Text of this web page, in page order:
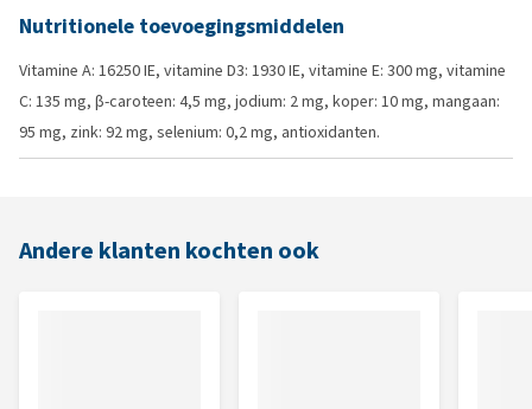
Nutritionele toevoegingsmiddelen
Vitamine A: 16250 IE, vitamine D3: 1930 IE, vitamine E: 300 mg, vitamine
C: 135 mg, β-caroteen: 4,5 mg, jodium: 2 mg, koper: 10 mg, mangaan:
95 mg, zink: 92 mg, selenium: 0,2 mg, antioxidanten.
Andere klanten kochten ook